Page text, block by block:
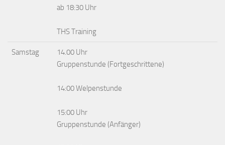
ab 18:30 Uhr
THS Training
Samstag
14.00 Uhr
Gruppenstunde (Fortgeschrittene)
14:00 Welpenstunde
15:00 Uhr
Gruppenstunde (Anfänger)